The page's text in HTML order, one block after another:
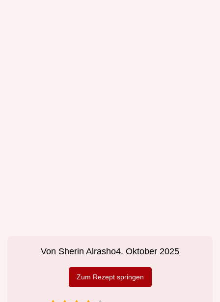
Von Sherin Alrasho4. Oktober 2025
Zum Rezept springen